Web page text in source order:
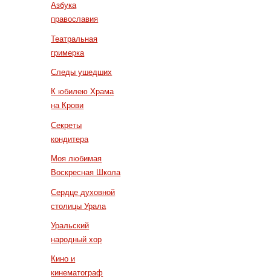
Азбука
православия
Театральная
гримерка
Следы ушедших
К юбилею Храма
на Крови
Секреты
кондитера
Моя любимая
Воскресная Школа
Сердце духовной
столицы Урала
Уральский
народный хор
Кино и
кинематограф